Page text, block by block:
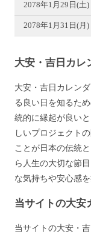
2078年1月29日(土)
2078年1月31日(月)
大安・吉日カレ
大安・吉日カレン
る良い日を知るた
統的に縁起が良い
しいプロジェクト
ことが日本の伝統
ら人生の大切な節
な気持ちや安心感
当サイトの大安
当サイトの大安・